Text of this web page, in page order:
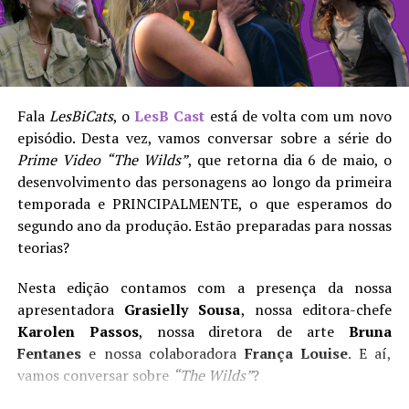
nunca tinha acontecido. É como se Mary tivesse sido
privada de todos os seus desejos e somente com a
chegada dela tudo emergisse.
LesB Cast | Temporada 2 Episódio 02 – The Wilds e
teorias para a segunda temporada
A diretora e roteiristaAnna Elizabeth Jamestem a
mão leve para a condução das cenas. Talvez ela tema
que suas simbologias não sejam claras o bastante, ou
qualquer modo, ressalta suas intenções ao limite do
absurdo: o erotismo entre as duas mulheres se confirma
por uma sucessão vertiginosa de fusões, sobreposições,
câmeras lentas e imagens deslizando por todos os lados,
sem saber onde parar.
Fala LesBiCats, oLesB Cast está de volta com um novo
episódio. Desta vez, vamos conversar sobre a série do
Prime Video “The Wilds”, que retorna dia 6 de maio, o
desenvolvimento das personagens ao longo da primeira
temporada e PRINCIPALMENTE, o que esperamos do
segundo ano da produção. Estão preparadas para nossas
teorias?
Nesta edição contamos com a presença da nossa
apresentadora Grasielly Sousa, nossa editora-chefe
Karolen Passos, nossa diretora de arteBruna
Fentanese nossa colaboradora França Louise. E aí,
vamos conversar sobre “The Wilds”?